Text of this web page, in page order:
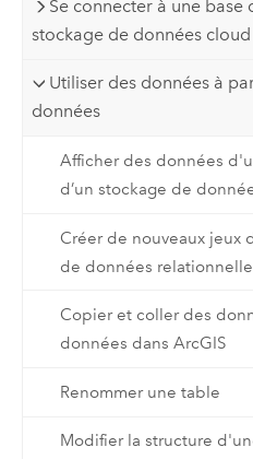
Se connecter à une base
stockage de données cloud
Utiliser des données à
données
Afficher des données
d’un stockage de
Créer de nouveaux jeux
de données relationnelle
Copier et coller des
données dans ArcGIS
Renommer une table
Modifier la structure